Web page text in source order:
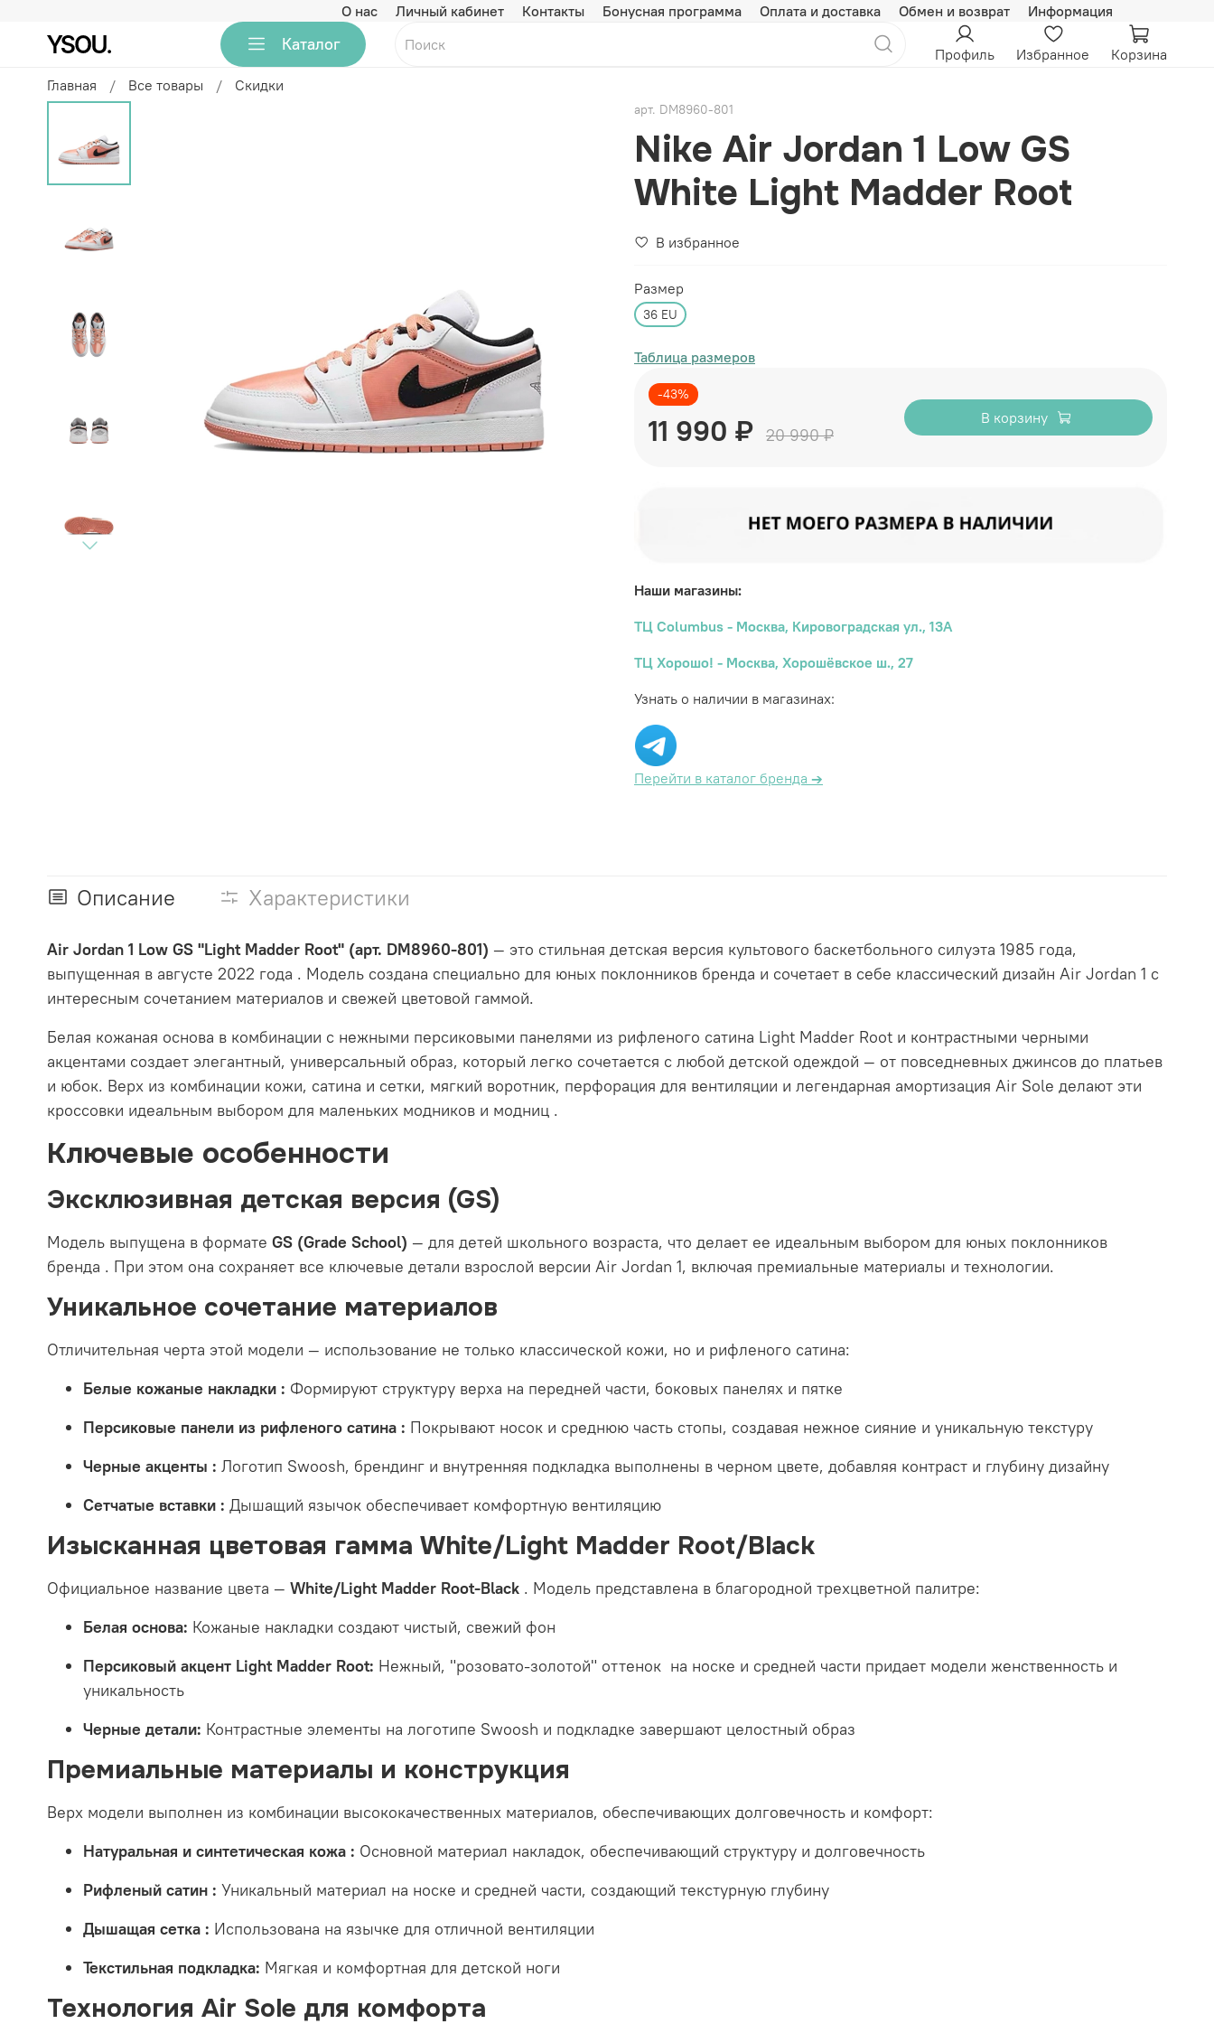
О нас Личный кабинет Контакты Бонусная программа Оплата и доставка Обмен и возврат Информация
Каталог Профиль Избранное
Корзина
Главная
Все товары Скидки
арт. DM8960-801
Nike Air Jordan 1 Low GS
White Light Madder Root
В избранное
Размер
36 EU
Таблица размеров
-43%
11 990 ₽ 20 990 ₽
В корзину
Наши магазины:
ТЦ Columbus - Москва, Кировоградская ул., 13А
ТЦ Хорошо! - Москва, Хорошёвское ш., 27
Узнать о наличии в магазинах:
Перейти в каталог бренда →
Описание Характеристики
Air Jordan 1 Low GS "Light Madder Root" (арт. DM8960-801) — это стильная детская версия культового баскетбольного силуэта 1985 года,
выпущенная в августе 2022 года . Модель создана специально для юных поклонников бренда и сочетает в себе классический дизайн Air Jordan 1 с
интересным сочетанием материалов и свежей цветовой гаммой.
Белая кожаная основа в комбинации с нежными персиковыми панелями из рифленого сатина Light Madder Root и контрастными черными
акцентами создает элегантный, универсальный образ, который легко сочетается с любой детской одеждой — от повседневных джинсов до платьев
и юбок. Верх из комбинации кожи, сатина и сетки, мягкий воротник, перфорация для вентиляции и легендарная амортизация Air Sole делают эти
кроссовки идеальным выбором для маленьких модников и модниц .
Ключевые особенности
Эксклюзивная детская версия (GS)
Модель выпущена в формате GS (Grade School) — для детей школьного возраста, что делает ее идеальным выбором для юных поклонников
бренда . При этом она сохраняет все ключевые детали взрослой версии Air Jordan 1, включая премиальные материалы и технологии.
Уникальное сочетание материалов
Отличительная черта этой модели — использование не только классической кожи, но и рифленого сатина:
Белые кожаные накладки : Формируют структуру верха на передней части, боковых панелях и пятке
Персиковые панели из рифленого сатина : Покрывают носок и среднюю часть стопы, создавая нежное сияние и уникальную текстуру
Черные акценты : Логотип Swoosh, брендинг и внутренняя подкладка выполнены в черном цвете, добавляя контраст и глубину дизайну
Сетчатые вставки : Дышащий язычок обеспечивает комфортную вентиляцию
Изысканная цветовая гамма White/Light Madder Root/Black
Официальное название цвета — White/Light Madder Root-Black . Модель представлена в благородной трехцветной палитре:
Белая основа: Кожаные накладки создают чистый, свежий фон
Персиковый акцент Light Madder Root: Нежный, "розовато-золотой" оттенок на носке и средней части придает модели женственность и
уникальность
Черные детали: Контрастные элементы на логотипе Swoosh и подкладке завершают целостный образ
Премиальные материалы и конструкция
Верх модели выполнен из комбинации высококачественных материалов, обеспечивающих долговечность и комфорт:
Натуральная и синтетическая кожа : Основной материал накладок, обеспечивающий структуру и долговечность
Рифленый сатин : Уникальный материал на носке и средней части, создающий текстурную глубину
Дышащая сетка : Использована на язычке для отличной вентиляции
Текстильная подкладка: Мягкая и комфортная для детской ноги
Технология Air Sole для комфорта